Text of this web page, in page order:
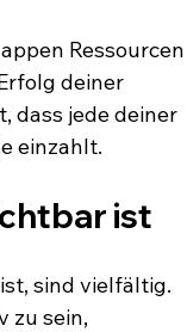
Ressourcen
deiner
dass jede deiner
einzahlt.
ist
sind vielfältig.
zu sein,